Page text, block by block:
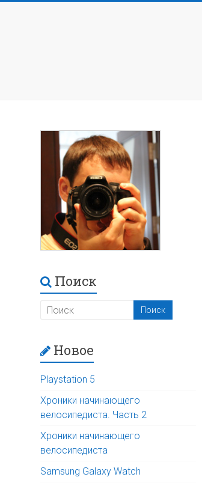
Поиск
Новое
Playstation 5
Хроники начинающего
велосипедиста. Часть 2
Хроники начинающего
велосипедиста
Samsung Galaxy Watch